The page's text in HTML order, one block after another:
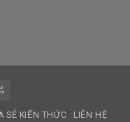
SẺ KIẾN THỨC LIÊN HỆ